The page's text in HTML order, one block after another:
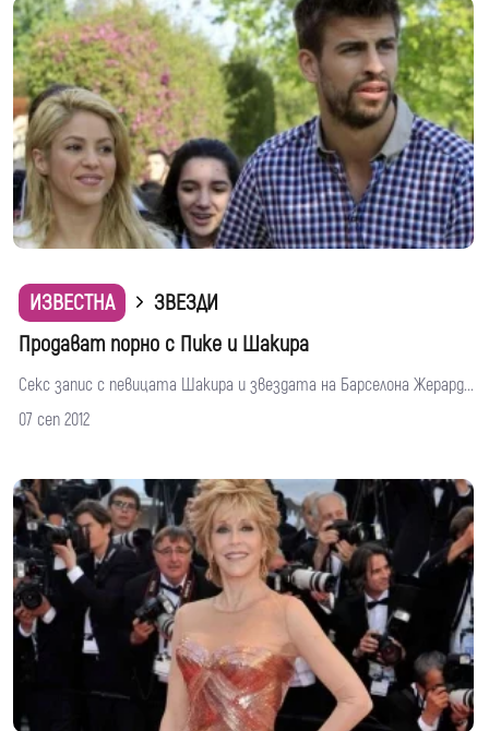
ИЗВЕСТНА
ЗВЕЗДИ
Продават порно с Пике и Шакира
Секс запис с певицата Шакира и звездата на Барселона Жерард...
07 сеп 2012